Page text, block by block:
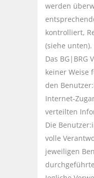
werden
kontrolliert,
(siehe unten).
Das BG|BRG
keiner Weise
den
Internet-
verteilten
Die
volle
jeweiligen